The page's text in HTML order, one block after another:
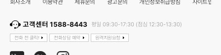
회사소개 이용약관 제휴문의 광고문의 개인정보취급방침 사이트맵
고객센터 1588-8443 평일 09:30-17:30 (점심 12:30-13:30)
전화 전 클릭! 전화상담 예약 원격지원요청